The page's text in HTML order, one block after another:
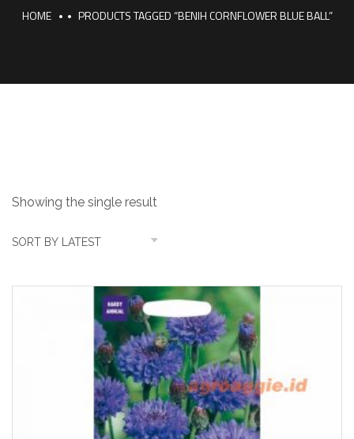
HOME PRODUCTS TAGGED “BENIH CORNFLOWER BLUE BALL”
Showing the single result